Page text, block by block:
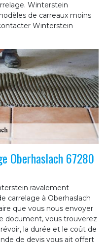
Winterstein
de carreaux moins
Winterstein
Oberhaslach 67280
ravalement
carrelage à Oberhaslach
que vous nous envoyer
document, vous trouverez
la durée et le coût de
de devis vous ait offert